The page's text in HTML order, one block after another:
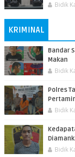
Bidik
KRIMINAL
Bandar
Makan
Bidik
Polres
Bidik
Bidik